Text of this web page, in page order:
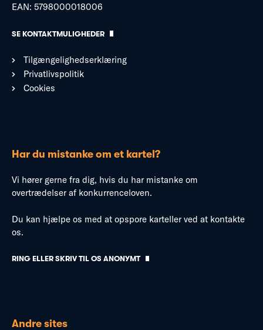
EAN: 5798000018006
SE KONTAKTMULIGHEDER
Tilgængelighedserklæring
Privatlivspolitik
Cookies
Har du mistanke om et kartel?
Vi hører gerne fra dig, hvis du har mistanke om
overtrædelser af konkurrenceloven.
Du kan hjælpe os med at opspore karteller ved at kontakte
os.
RING ELLER SKRIV TIL OS ANONYMT
Andre sites